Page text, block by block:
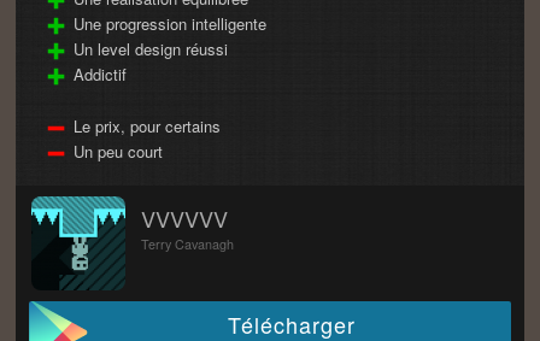
Une progression intelligente
Un level design réussi
Addictif
Le prix, pour certains
Un peu court
VVVVVV
Terry Cavanagh
Télécharger